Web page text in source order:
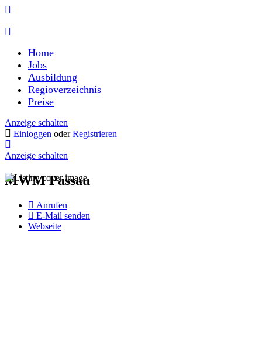
Home
Jobs
Ausbildung
Regioverzeichnis
Preise
Anzeige schalten
Einloggen oder Registrieren
Anzeige schalten
MWM Passau
Anrufen
E-Mail senden
Webseite